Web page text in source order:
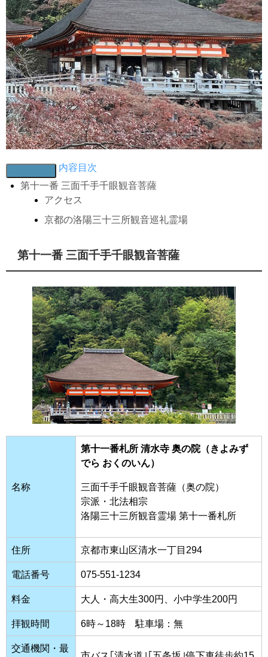
内容目次
第十一番 三面千手千眼観音菩薩
アクセス
京都の洛陽三十三所観音巡礼霊場
第十一番 三面千手千眼観音菩薩
名称
第十一番札所 清水寺 奥の院（きよみず
でら おくのいん）
三面千手千眼観音菩薩（奥の院）
宗派・北法相宗
洛陽三十三所観音霊場 第十一番札所
住所 京都市東山区清水一丁目294
電話番号 075-551-1234
料金 大人・高大生300円、小中学生200円
拝観時間 6時～18時 駐車場：無
交通機関・最